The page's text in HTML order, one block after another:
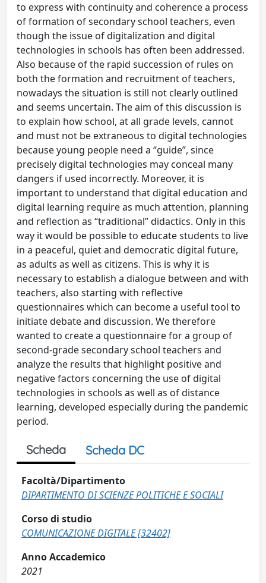
to express with continuity and coherence a process
of formation of secondary school teachers, even
though the issue of digitalization and digital
technologies in schools has often been addressed.
Also because of the rapid succession of rules on
both the formation and recruitment of teachers,
nowadays the situation is still not clearly outlined
and seems uncertain. The aim of this discussion is
to explain how school, at all grade levels, cannot
and must not be extraneous to digital technologies
because young people need a “guide”, since
precisely digital technologies may conceal many
dangers if used incorrectly. Moreover, it is
important to understand that digital education and
digital learning require as much attention, planning
and reflection as “traditional” didactics. Only in this
way it would be possible to educate students to live
in a peaceful, quiet and democratic digital future,
as adults as well as citizens. This is why it is
necessary to establish a dialogue between and with
teachers, also starting with reflective
questionnaires which can become a useful tool to
initiate debate and discussion. We therefore
wanted to create a questionnaire for a group of
second-grade secondary school teachers and
analyze the results that highlight positive and
negative factors concerning the use of digital
technologies in schools as well as of distance
learning, developed especially during the pandemic
period.
Scheda Scheda DC
Facoltà/Dipartimento
DIPARTIMENTO DI SCIENZE POLITICHE E SOCIALI
Corso di studio
COMUNICAZIONE DIGITALE [32402]
Anno Accademico
2021